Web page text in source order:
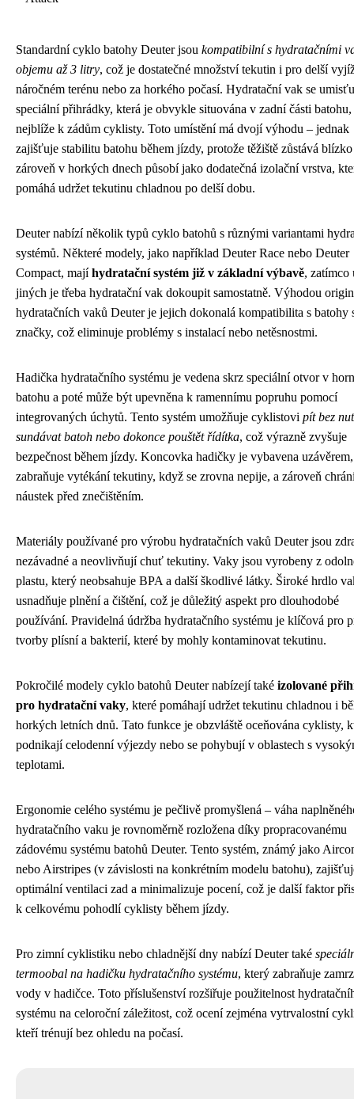
Standardní cyklo batohy Deuter jsou kompatibilní s hydratačními
objemu až 3 litry, což je dostatečné množství tekutin i pro delší
náročném terénu nebo za horkého počasí. Hydratační vak se
speciální přihrádky, která je obvykle situována v zadní části batohu,
nejblíže k zádům cyklisty. Toto umístění má dvojí výhodu – jednak
zajišťuje stabilitu batohu během jízdy, protože těžiště zůstává blízko
zároveň v horkých dnech působí jako dodatečná izolační vrstva,
pomáhá udržet tekutinu chladnou po delší dobu.
Deuter nabízí několik typů cyklo batohů s různými variantami
systémů. Některé modely, jako například Deuter Race nebo Deuter
Compact, majíhydratační systém již v základní výbavě, zatímco
jiných je třeba hydratační vak dokoupit samostatně. Výhodou
hydratačních vaků Deuter je jejich dokonalá kompatibilita s batohy
značky, což eliminuje problémy s instalací nebo netěsnostmi.
Hadička hydratačního systému je vedena skrz speciální otvor v
batohu a poté může být upevněna k ramennímu popruhu pomocí
integrovaných úchytů. Tento systém umožňuje cyklistovi pít bez
sundávat batoh nebo dokonce pouštět řídítka, což výrazně zvyšuje
bezpečnost během jízdy. Koncovka hadičky je vybavena
zabraňuje vytékání tekutiny, když se zrovna nepije, a zároveň
náustek před znečištěním.
Materiály používané pro výrobu hydratačních vaků Deuter jsou
nezávadné a neovlivňují chuť tekutiny. Vaky jsou vyrobeny z
plastu, který neobsahuje BPA a další škodlivé látky. Široké hrdlo
usnadňuje plnění a čištění, což je důležitý aspekt pro dlouhodobé
používání. Pravidelná údržba hydratačního systému je klíčová pro
tvorby plísní a bakterií, které by mohly kontaminovat tekutinu.
Pokročilé modely cyklo batohů Deuter nabízejí také izolované
pro hydratační vaky, které pomáhají udržet tekutinu chladnou i
horkých letních dnů. Tato funkce je obzvláště oceňována cyklisty,
podnikají celodenní výjezdy nebo se pohybují v oblastech s
teplotami.
Ergonomie celého systému je pečlivě promyšlená – váha
hydratačního vaku je rovnoměrně rozložena díky propracovanému
zádovému systému batohů Deuter. Tento systém, známý jako
nebo Airstripes (v závislosti na konkrétním modelu batohu),
optimální ventilaci zad a minimalizuje pocení, což je další faktor
k celkovému pohodlí cyklisty během jízdy.
Pro zimní cyklistiku nebo chladnější dny nabízí Deuter také
termoobal na hadičku hydratačního systému, který zabraňuje
vody v hadičce. Toto příslušenství rozšiřuje použitelnost
systému na celoroční záležitost, což ocení zejména vytrvalostní
kteří trénují bez ohledu na počasí.